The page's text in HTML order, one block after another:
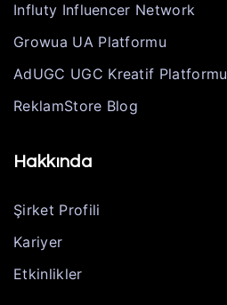
Influty Influencer Network
Growua UA Platformu
AdUGC UGC Kreatif Platformu
ReklamStore Blog
Hakkında
Şirket Profili
Kariyer
Etkinlikler